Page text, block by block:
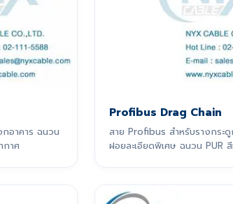
อาคาร ฉนวน
กาศ
Profibus Drag Chain
สาย Profibus สำหรับรางกระ
ฝอยละเอียดพิเศษ ฉนวน PUR